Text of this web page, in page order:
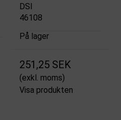
DSI
46108
På lager
251,25 SEK
(exkl. moms)
Visa produkten